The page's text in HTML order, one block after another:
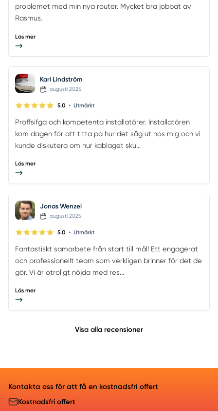
problemet med min nya router. Mycket bra jobbat av
Rasmus.
Läs mer
Kari Lindström
augusti 2025
5.0 • Utmärkt
Proffsifga och kompetenta installatörer. Installatören
kom dagen för att titta på hur det såg ut hos mig och vi
kunde diskutera om hur kablaget sku...
Läs mer
Jonas Wenzel
augusti 2025
5.0 • Utmärkt
Fantastiskt samarbete från start till mål! Ett engagerat
och professionellt team som verkligen brinner för det de
gör. Vi är otroligt nöjda med res...
Läs mer
Visa alla recensioner
Kontakta oss för att få en kostnadsfri offert
Kostnadsfri offert